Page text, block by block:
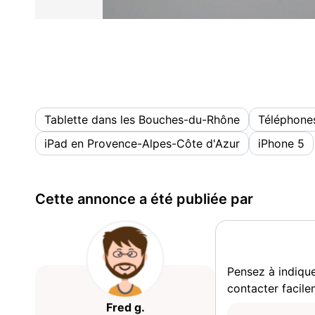
Tablette dans les Bouches-du-Rhône
iPad en Provence-Alpes-Côte d'Azur
iPhone 5
Cette annonce a été publiée par
Fred g.
Pensez à
contacter